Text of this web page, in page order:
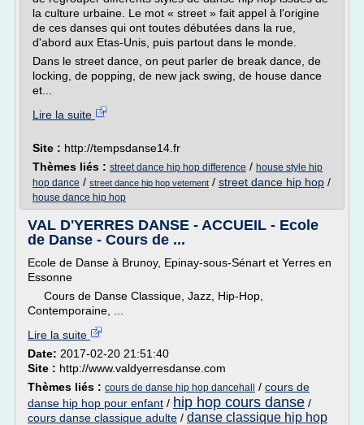
la culture urbaine. Le mot « street » fait appel à l'origine
de ces danses qui ont toutes débutées dans la rue,
d'abord aux Etas-Unis, puis partout dans le monde.
Dans le street dance, on peut parler de break dance, de
locking, de popping, de new jack swing, de house dance
et...
Lire la suite
Site : http://tempsdanse14.fr
Thèmes liés : street dance hip hop difference / house style hip
hop dance / street dance hip hop vetement / street dance hip hop /
house dance hip hop
VAL D'YERRES DANSE - ACCUEIL - Ecole
de Danse - Cours de ...
Ecole de Danse à Brunoy, Epinay-sous-Sénart et Yerres en
Essonne
Cours de Danse Classique, Jazz, Hip-Hop,
Contemporaine, ...
Lire la suite
Date: 2017-02-20 21:51:40
Site : http://www.valdyerresdanse.com
Thèmes liés : cours de danse hip hop dancehall / cours de
danse hip hop pour enfant / hip hop cours danse /
cours danse classique adulte / danse classique hip hop